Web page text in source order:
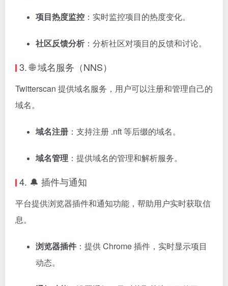
项目热度监控 ： 实时监控项目的热度变化。
社区反馈分析 ： 分析社区对项目的反馈和讨论。
3. 🌐 域名服务（NNS）
Twitterscan 提供域名服务，用户可以注册和管理自己的
域名。
域名注册 ： 支持注册 .nft 等后缀的域名。
域名管理 ： 提供域名的管理和解析服务。
4. 🔔 插件与通知
平台提供浏览器插件和通知功能，帮助用户实时获取信
息。
浏览器插件 ： 提供 Chrome 插件，实时显示项目
动态。